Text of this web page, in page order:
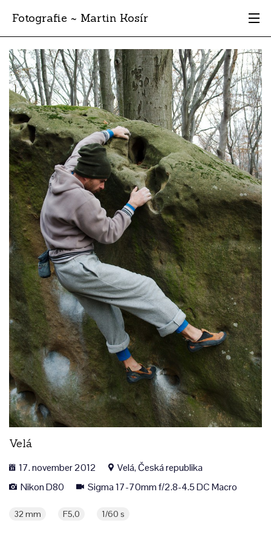
Fotografie ~ Martin Kosír
Moje obľúbené
Albumy
Miesta
Archív
Vyhľadávanie
Velá
17. november 2012
Velá, Česká republika
Nikon D80
Sigma 17-70mm f/2.8-4.5 DC Macro
32 mm F5,0 1/60 s